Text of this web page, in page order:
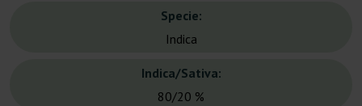
Specie:
Indica
Indica/Sativa:
80/20 %